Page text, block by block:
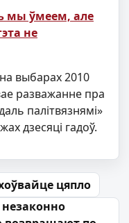
мы ўмеем, але
не
выбарах 2010
разважанне пра
палітвязнямі»
дзесяці гадоў.
цяпло
незаконно